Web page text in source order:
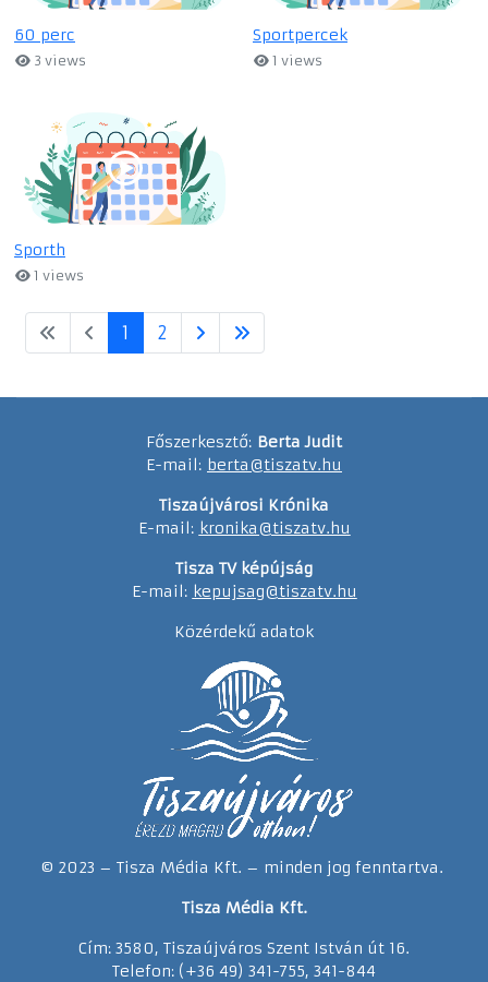
60 perc
3 views
Sportpercek
1 views
Sporth
1 views
1 2
Főszerkesztő: Berta Judit
E-mail: berta@tiszatv.hu
Tiszaújvárosi Krónika
E-mail: kronika@tiszatv.hu
Tisza TV képújság
E-mail: kepujsag@tiszatv.hu
Közérdekű adatok
© 2023 – Tisza Média Kft. – minden jog fenntartva.
Tisza Média Kft.
Cím: 3580, Tiszaújváros Szent István út 16.
Telefon: (+36 49) 341-755, 341-844